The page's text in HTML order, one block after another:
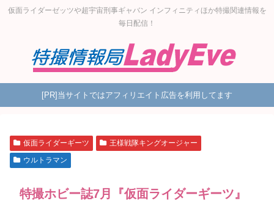
仮面ライダーゼッツや超宇宙刑事ギャバン インフィニティほか特撮関連情報を
毎日配信！
[PR]当サイトではアフィリエイト広告を利用してます
仮面ライダーギーツ
王様戦隊キングオージャー
ウルトラマン
特撮ホビー誌7月『仮面ライダーギーツ』